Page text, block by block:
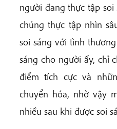
người đang thực tập
chúng thực tập nhìn
soi sáng với tình
sáng cho người ấy, chỉ
điểm tích cực và
chuyển hóa, nhờ vậy
nhiều sau khi được soi